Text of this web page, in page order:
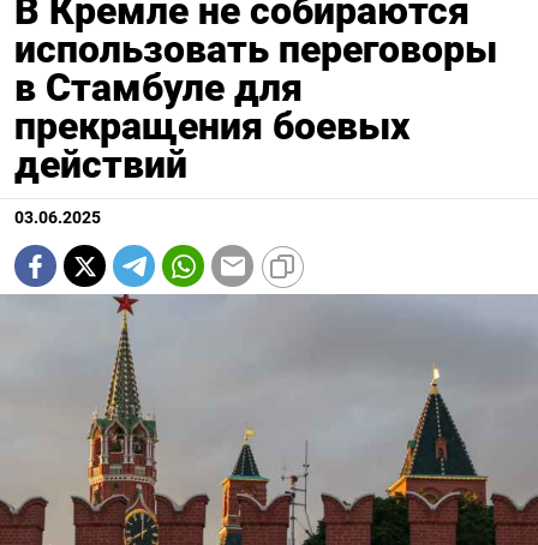
В Кремле не собираются
использовать переговоры
в Стамбуле для
прекращения боевых
действий
03.06.2025